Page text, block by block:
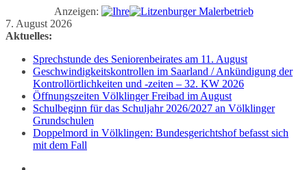
Anzeigen:
Zum
Inhalt
7. August 2026
Aktuelles:
Sprechstunde des Seniorenbeirates am 11. August
Geschwindigkeitskontrollen im Saarland / Ankündigung der
Kontrollörtlichkeiten und -zeiten – 32. KW 2026
Öffnungszeiten Völklinger Freibad im August
Schulbeginn für das Schuljahr 2026/2027 an Völklinger
Grundschulen
Doppelmord in Völklingen: Bundesgerichtshof befasst sich
mit dem Fall